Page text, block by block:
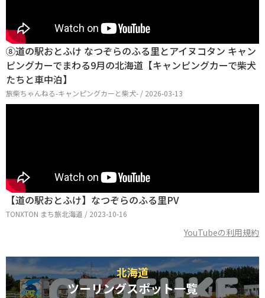
⑧道の駅おとふけ なつぞらのふる里とアイヌコタン キャン
ピングカーでまわる9月の北海道【キャンピングカーで柴犬
たちと車中泊】
旅柴ちゃんねる-キャンピングカーと柴犬- / 2026-03-13
【道の駅おとふけ】なつぞらのふる里PV
TONXTON まち旅北海道 / 2023-10-16
YouTubeの利用規約
北海道
ツーリングスポット一覧